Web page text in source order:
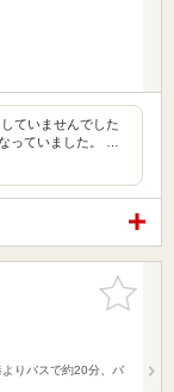
ていませんでした
っていました。 …
お気に入
りに追加
りバスで約20分、バ